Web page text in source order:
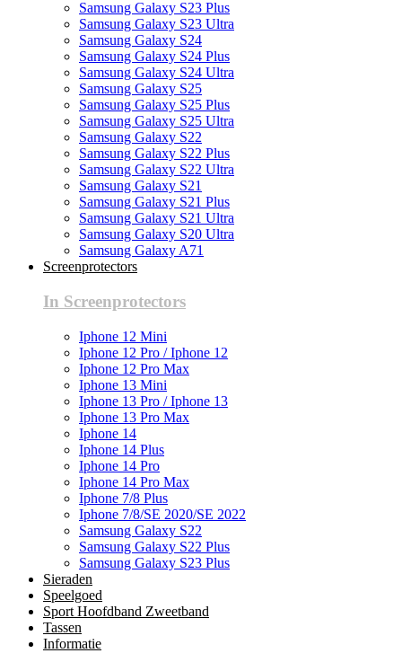
Samsung Galaxy S23 Plus
Samsung Galaxy S23 Ultra
Samsung Galaxy S24
Samsung Galaxy S24 Plus
Samsung Galaxy S24 Ultra
Samsung Galaxy S25
Samsung Galaxy S25 Plus
Samsung Galaxy S25 Ultra
Samsung Galaxy S22
Samsung Galaxy S22 Plus
Samsung Galaxy S22 Ultra
Samsung Galaxy S21
Samsung Galaxy S21 Plus
Samsung Galaxy S21 Ultra
Samsung Galaxy S20 Ultra
Samsung Galaxy A71
Screenprotectors
In Screenprotectors
Iphone 12 Mini
Iphone 12 Pro / Iphone 12
Iphone 12 Pro Max
Iphone 13 Mini
Iphone 13 Pro / Iphone 13
Iphone 13 Pro Max
Iphone 14
Iphone 14 Plus
Iphone 14 Pro
Iphone 14 Pro Max
Iphone 7/8 Plus
Iphone 7/8/SE 2020/SE 2022
Samsung Galaxy S22
Samsung Galaxy S22 Plus
Samsung Galaxy S23 Plus
Sieraden
Speelgoed
Sport Hoofdband Zweetband
Tassen
Informatie